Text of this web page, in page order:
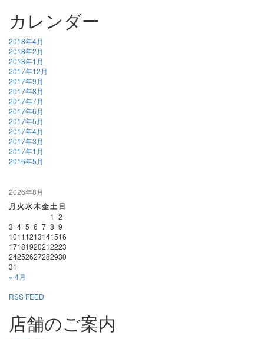
カレンダー
2018年4月
2018年2月
2018年1月
2017年12月
2017年9月
2017年8月
2017年7月
2017年6月
2017年5月
2017年4月
2017年3月
2017年1月
2016年5月
2026年8月
月 火水木金土 日
« 4月
1 2
3 4 5 6 7 8 9
10111213141516
17181920212223
24252627282930
31
RSS FEED
店舗のご案内